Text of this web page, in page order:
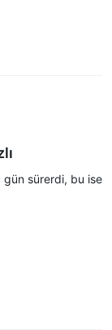
gün sürerdi, bu ise